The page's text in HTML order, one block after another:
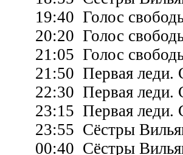
19:40 Голос
20:20 Голос
21:05 Голос
21:50 Первая леди.
22:30 Первая леди.
23:15 Первая леди.
23:55 Сёстры
00:40 Сёстры